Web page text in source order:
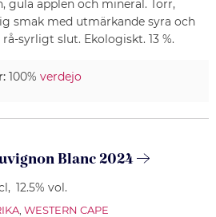
gula äpplen och mineral. Torr,
smak med utmärkande syra och
syrligt slut. Ekologiskt. 13 %.
100% verdejo
Blanc 2024
, 12.5% vol.
, WESTERN CAPE